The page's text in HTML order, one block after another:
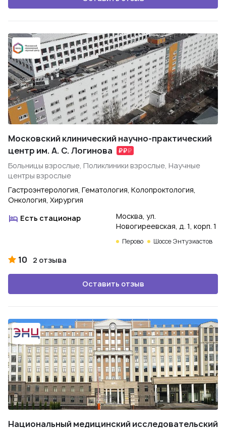
Московский клинический научно-практический
центр им. А. С. Логинова
Больницы взрослые, Поликлиники взрослые, Научные
центры взрослые
Гастроэнтерология, Гематология, Колопроктология,
Онкология, Хирургия
Есть стационар
Москва, ул.
Новогиреевская, д. 1, корп. 1
Перово Шоссе Энтузиастов
10 2 отзыва
Оставить отзыв
Национальный медицинский исследовательский